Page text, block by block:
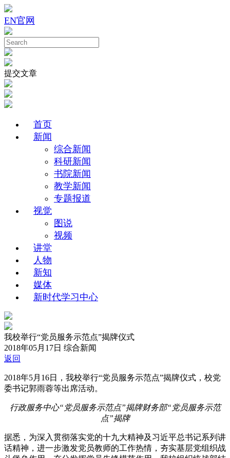
EN官网
提交文章
首页
新闻
综合新闻
科研新闻
书院新闻
教学新闻
专题报道
视觉
图说
视频
讲堂
人物
新知
媒体
新时代学习中心
我校举行“党员服务示范点”揭牌仪式
2018年05月17日 综合新闻
返回
2018年5月16日，我校举行“党员服务示范点”揭牌仪式，校党
委书记郭雨蓉等出席活动。
行政服务中心“党员服务示范点”揭牌财务部“党员服务示范
点”揭牌
据悉，为深入贯彻落实党的十九大精神及习近平总书记系列讲
话精神，进一步激发党员教师的工作热情，夯实基层党组织战